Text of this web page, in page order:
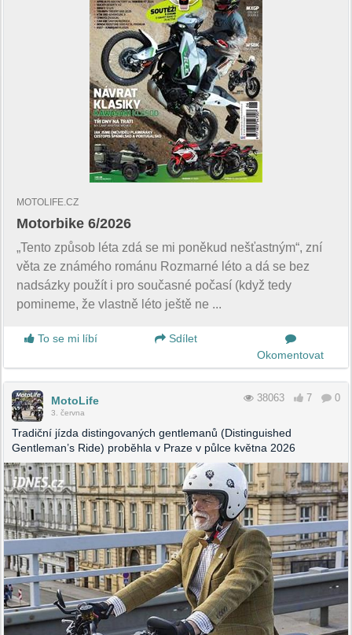
MOTOLIFE.CZ
Motorbike 6/2026
„Tento způsob léta zdá se mi poněkud nešťastným“, zní
věta ze známého románu Rozmarné léto a dá se bez
nadsázky použít i pro současné počasí (když tedy
pomineme, že vlastně léto ještě ne ...
To se mi líbí
Sdílet
Okomentovat
MotoLife
3. června
38063 7 0
Tradiční jízda distingovaných gentlemanů (Distinguished
Gentleman’s Ride) proběhla v Praze v půlce května 2026